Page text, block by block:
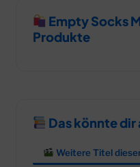
Empty Socks
Produkte
Das könnte
Weitere Titel